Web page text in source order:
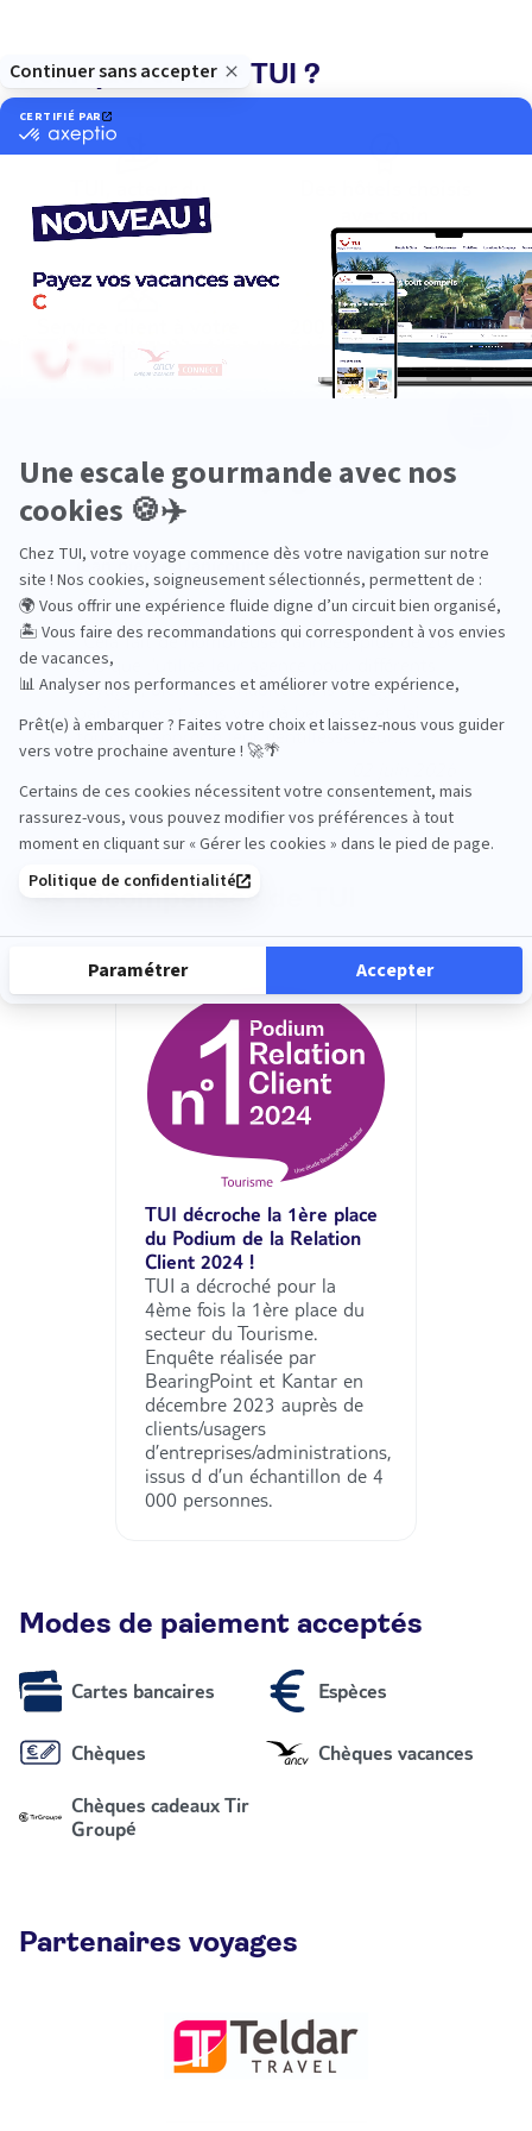
Pourquoi choisir TUI ?
tourisme durable
écoute
200 agences à votre
service
Les avis de nos voyageurs
jean pierre Danicourt
Cela fait de nombreuses années, plus de 20
ans que j'utilise leur agence pour différents
voyages, bien que j'habite dans la région
toujours apprécié leur gentillesse, leur
efficacité, leur rapidité pour nous trouver des
solutions qui répondent à mes souhaits. Je
suis très satisfait de leur travail et je
recommande cette agence de voyage.
Efficacité, gentillesse et rapidité d'action.
Les récompenses de TUI
TUI décroche la 1ère place
du Podium de la Relation
Client 2024 !
TUI a décroché pour la
4ème fois la 1ère place du
secteur du Tourisme.
Enquête réalisée par
BearingPoint et Kantar en
décembre 2023 auprès de
clients/usagers
d’entreprises/administrations,
issus d d’un échantillon de 4
000 personnes.
Modes de paiement acceptés
Cartes bancaires Espèces
Chèques Chèques vacances
Chèques cadeaux Tir
Groupé
Partenaires voyages